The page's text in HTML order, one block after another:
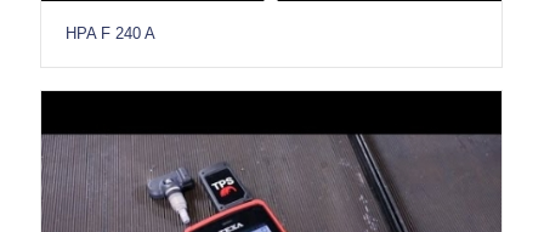
HPA F 240 A